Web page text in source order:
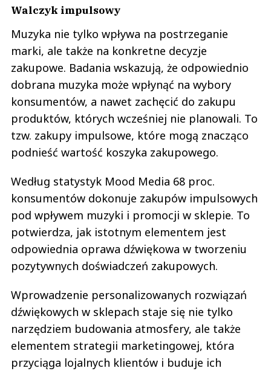
Walczyk impulsowy
Muzyka nie tylko wpływa na postrzeganie
marki, ale także na konkretne decyzje
zakupowe. Badania wskazują, że odpowiednio
dobrana muzyka może wpłynąć na wybory
konsumentów, a nawet zachęcić do zakupu
produktów, których wcześniej nie planowali. To
tzw. zakupy impulsowe, które mogą znacząco
podnieść wartość koszyka zakupowego.
Według statystyk Mood Media 68 proc.
konsumentów dokonuje zakupów impulsowych
pod wpływem muzyki i promocji w sklepie. To
potwierdza, jak istotnym elementem jest
odpowiednia oprawa dźwiękowa w tworzeniu
pozytywnych doświadczeń zakupowych.
Wprowadzenie personalizowanych rozwiązań
dźwiękowych w sklepach staje się nie tylko
narzędziem budowania atmosfery, ale także
elementem strategii marketingowej, która
przyciąga lojalnych klientów i buduje ich